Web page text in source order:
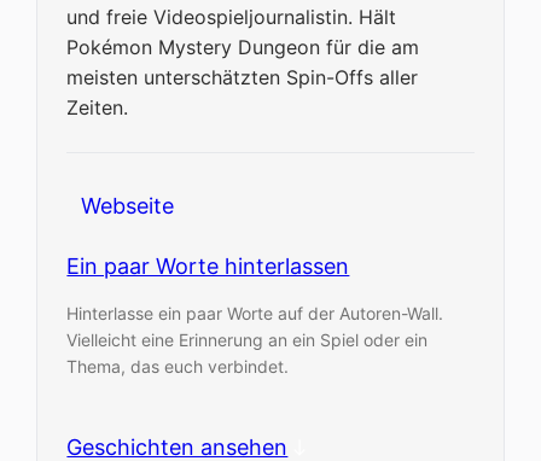
und freie Videospieljournalistin. Hält
Pokémon Mystery Dungeon für die am
meisten unterschätzten Spin-Offs aller
Zeiten.
Webseite
Ein paar Worte hinterlassen
Hinterlasse ein paar Worte auf der Autoren-Wall.
Vielleicht eine Erinnerung an ein Spiel oder ein
Thema, das euch verbindet.
Geschichten ansehen